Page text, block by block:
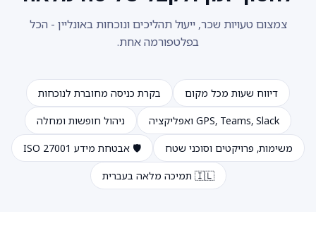
צמצום טעויות שכר, ייעול תהליכים ונוכחות באונליין - הכל
בפלטפורמה אחת.
דיווח שעות מכל מקום בקרת כניסה מחוברת לנוכחות
GPS, Teams, Slack ואפליקציה ניהול חופשות ומחלה
משימות, פרויקטים וסוכני שטח 🛡️ אבטחת מידע ISO 27001
🇮🇱 תמיכה מלאה בעברית